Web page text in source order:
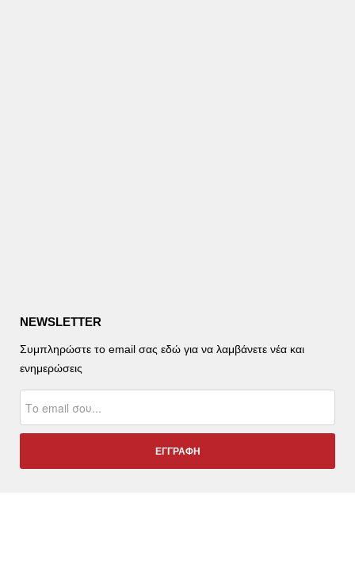
NEWSLETTER
Συμπληρώστε το email σας εδώ για να λαμβάνετε νέα και
ενημερώσεις